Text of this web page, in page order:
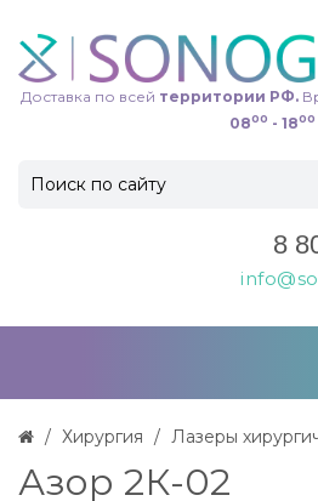
Доставка по всей территории РФ.
0800 - 1800
8
Хирургия Лазеры
Азор 2К-02